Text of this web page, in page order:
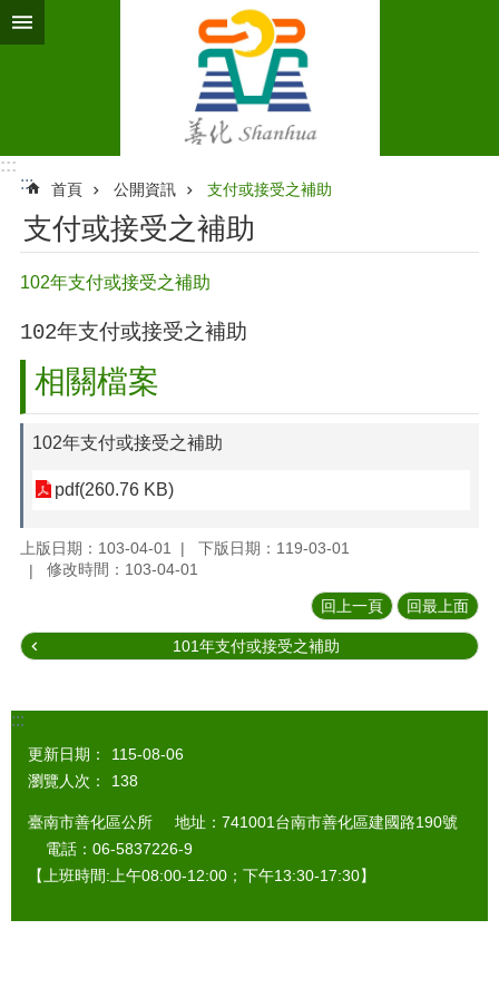
跳到主要內容區塊
:::
:::
首頁 公開資訊 支付或接受之補助
支付或接受之補助
102年支付或接受之補助
102年支付或接受之補助
相關檔案
102年支付或接受之補助
pdf(260.76 KB)
上版日期：103-04-01
下版日期：119-03-01
修改時間：103-04-01
回上一頁 回最上面
101年支付或接受之補助
:::
更新日期：
115-08-06
瀏覽人次：
138
臺南市善化區公所 地址：741001台南市善化區建國路190號
電話：06-5837226-9
【上班時間:上午08:00-12:00；下午13:30-17:30】